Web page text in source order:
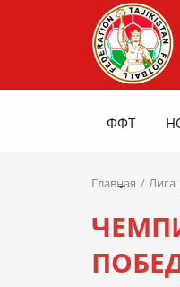
ФФТ
Главная Лига